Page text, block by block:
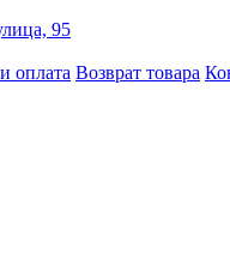
95
оплата Возврат товара